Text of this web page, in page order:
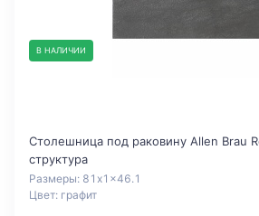
В НАЛИЧИИ
Столешница под раковину Allen Brau
структура
Размеры: 81x1x46.1
Цвет: графит